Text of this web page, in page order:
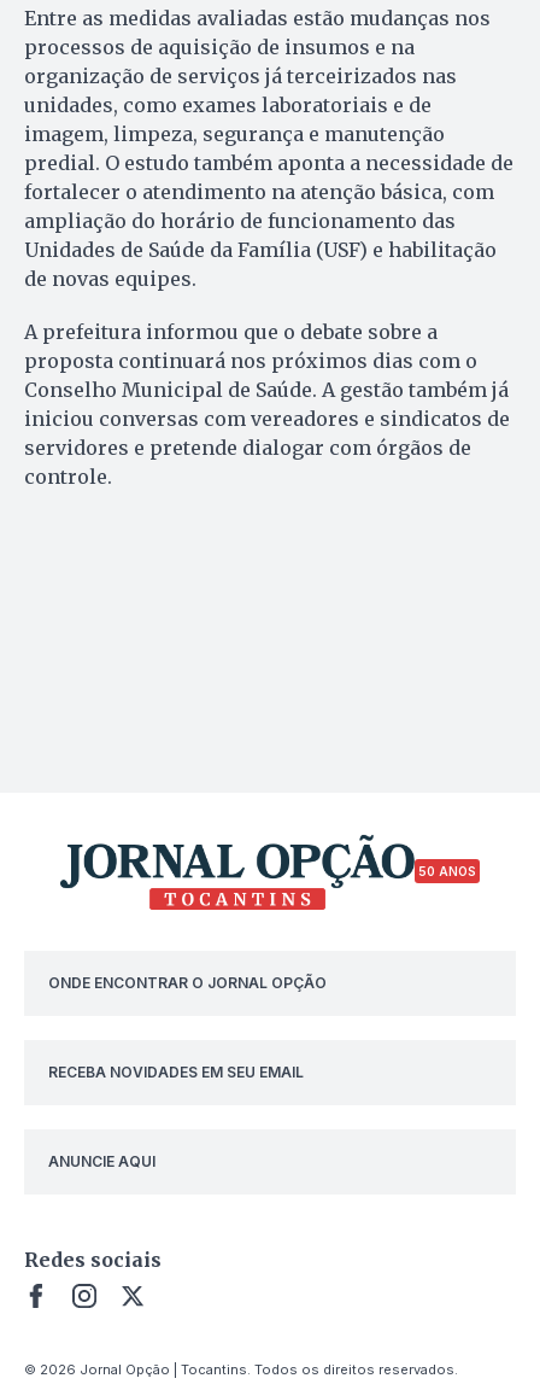
Entre as medidas avaliadas estão mudanças nos
processos de aquisição de insumos e na
organização de serviços já terceirizados nas
unidades, como exames laboratoriais e de
imagem, limpeza, segurança e manutenção
predial. O estudo também aponta a necessidade de
fortalecer o atendimento na atenção básica, com
ampliação do horário de funcionamento das
Unidades de Saúde da Família (USF) e habilitação
de novas equipes.
A prefeitura informou que o debate sobre a
proposta continuará nos próximos dias com o
Conselho Municipal de Saúde. A gestão também já
iniciou conversas com vereadores e sindicatos de
servidores e pretende dialogar com órgãos de
controle.
50 ANOS
ONDE ENCONTRAR O JORNAL OPÇÃO
RECEBA NOVIDADES EM SEU EMAIL
ANUNCIE AQUI
Redes sociais
© 2026 Jornal Opção | Tocantins. Todos os direitos reservados.